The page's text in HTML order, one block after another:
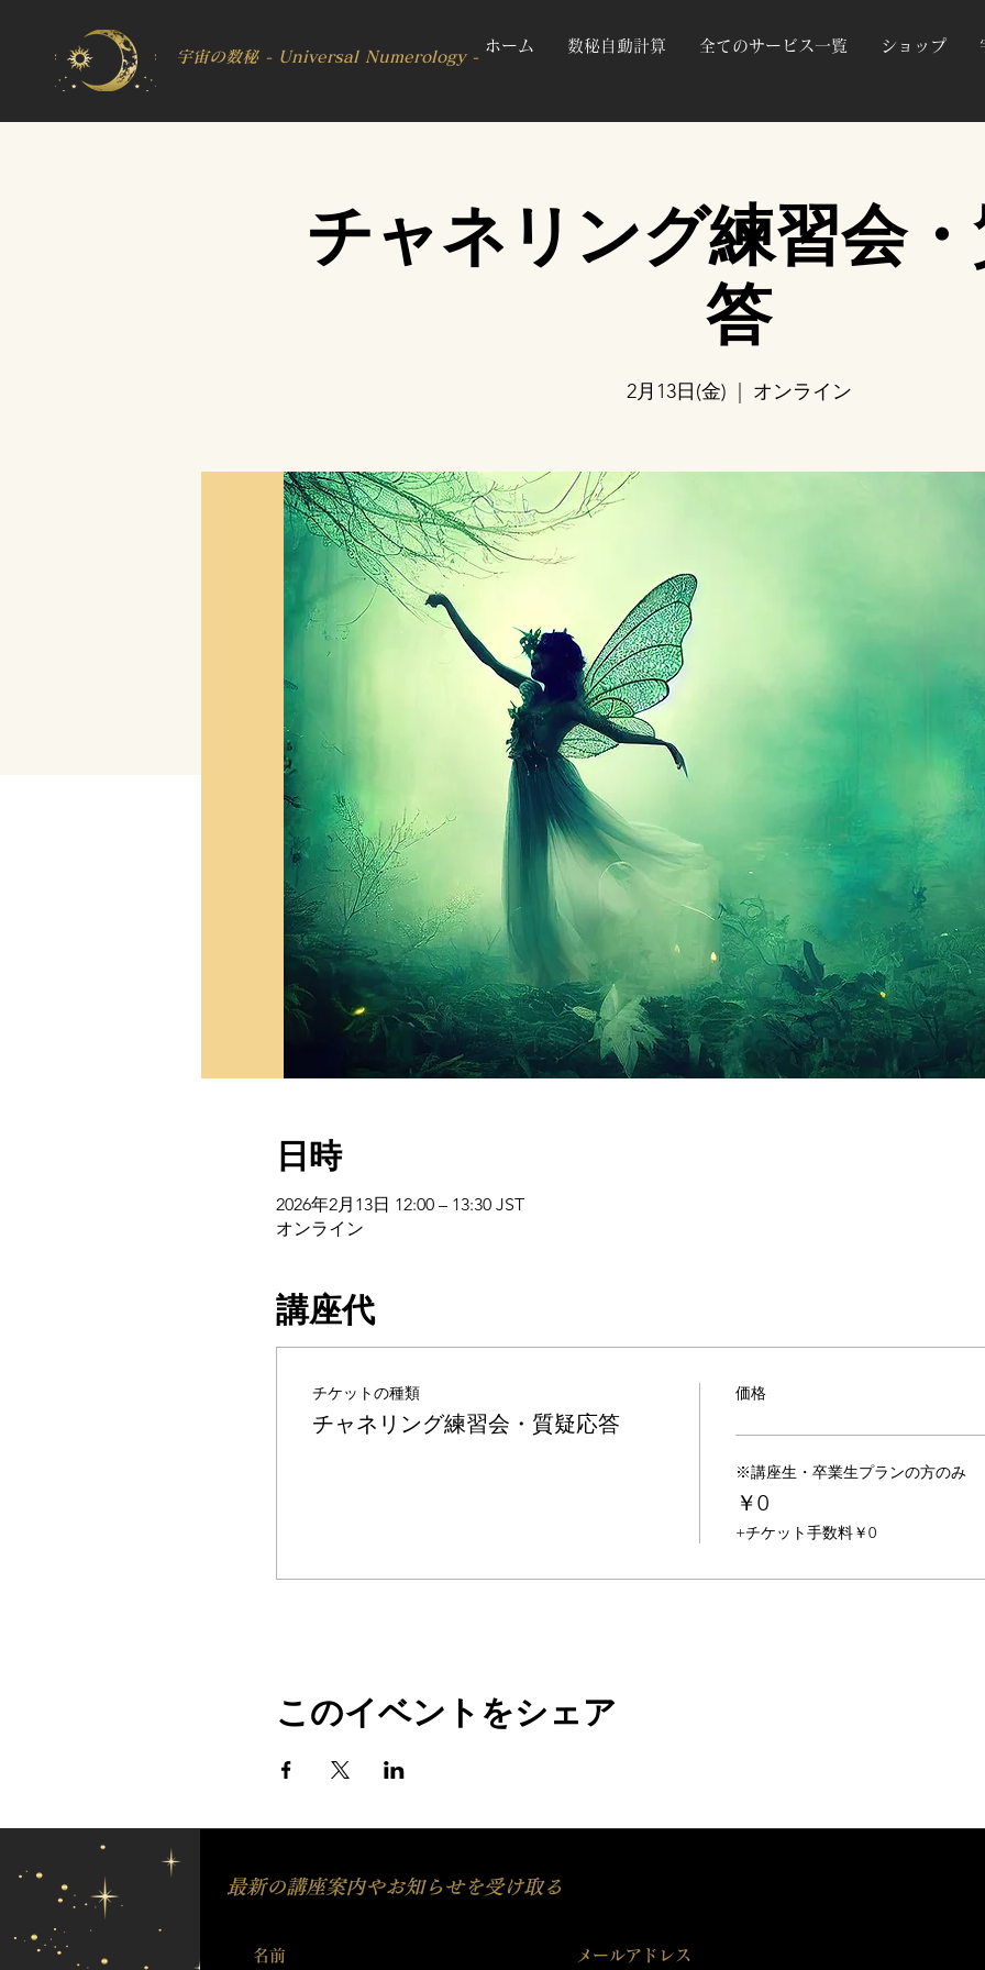
ホーム 数秘自動計算 全てのサービス一覧 ショップ
宇宙の数秘 - Universal Numerology -
チャネリング練習会
答
2月13日(金) オンライン
日時
2026年2月13日 12:00 – 13:30 JST
オンライン
講座代
チケットの種類
チャネリング練習会・質疑応答
価格
※講座生・卒業生プランの方のみ
￥0
+チケット手数料￥0
このイベントをシェア
最新の講座案内やお知らせを受け取る